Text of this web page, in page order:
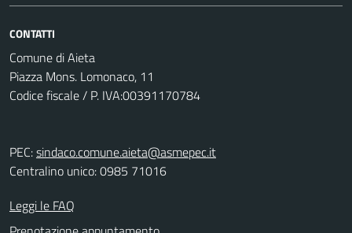
CONTATTI
Comune di Aieta
Piazza Mons. Lomonaco, 11
Codice fiscale / P. IVA:00391170784
PEC:sindaco.comune.aieta@asmepec.it
Centralino unico: 0985 71016
Leggi le FAQ